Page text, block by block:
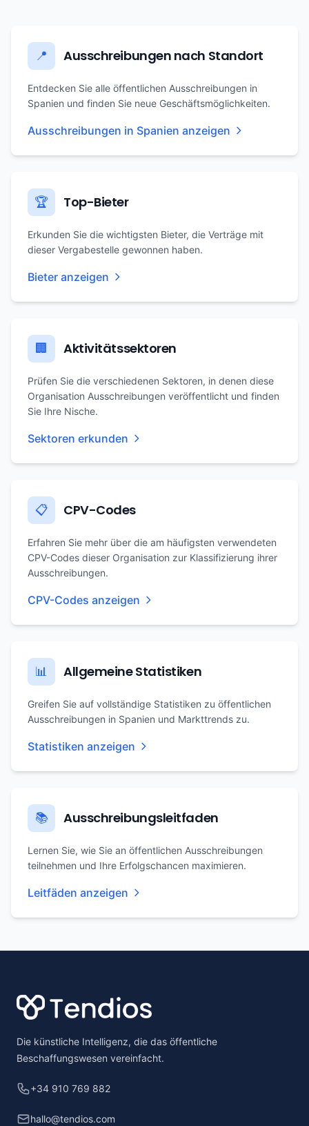
📍 Ausschreibungen nach Standort
Entdecken Sie alle öffentlichen Ausschreibungen in
Spanien und finden Sie neue Geschäftsmöglichkeiten.
Ausschreibungen in Spanien anzeigen
🏆 Top-Bieter
Erkunden Sie die wichtigsten Bieter, die Verträge mit
dieser Vergabestelle gewonnen haben.
Bieter anzeigen
🏢 Aktivitätssektoren
Prüfen Sie die verschiedenen Sektoren, in denen diese
Organisation Ausschreibungen veröffentlicht und finden
Sie Ihre Nische.
Sektoren erkunden
📋 CPV-Codes
Erfahren Sie mehr über die am häufigsten verwendeten
CPV-Codes dieser Organisation zur Klassifizierung ihrer
Ausschreibungen.
CPV-Codes anzeigen
📊 Allgemeine Statistiken
Greifen Sie auf vollständige Statistiken zu öffentlichen
Ausschreibungen in Spanien und Markttrends zu.
Statistiken anzeigen
📚 Ausschreibungsleitfaden
Lernen Sie, wie Sie an öffentlichen Ausschreibungen
teilnehmen und Ihre Erfolgschancen maximieren.
Leitfäden anzeigen
Die künstliche Intelligenz, die das öffentliche
Beschaffungswesen vereinfacht.
+34 910 769 882
hallo@tendios.com